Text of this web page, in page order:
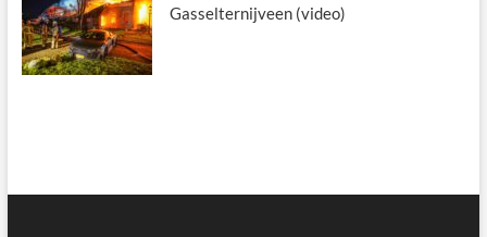
Gasselternijveen (video)